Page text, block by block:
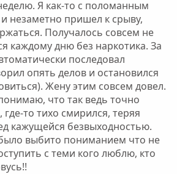
Я как-то с поломанным
незаметно пришел к срыву,
Получалось совсем не
каждому дню без наркотика. За
последовал
опять делов и остановился
Жену этим совсем довел.
что так ведь точно
где-то тихо смирился, теряя
кажущейся безвыходностью.
выбито пониманием что не
с теми кого люблю, кто